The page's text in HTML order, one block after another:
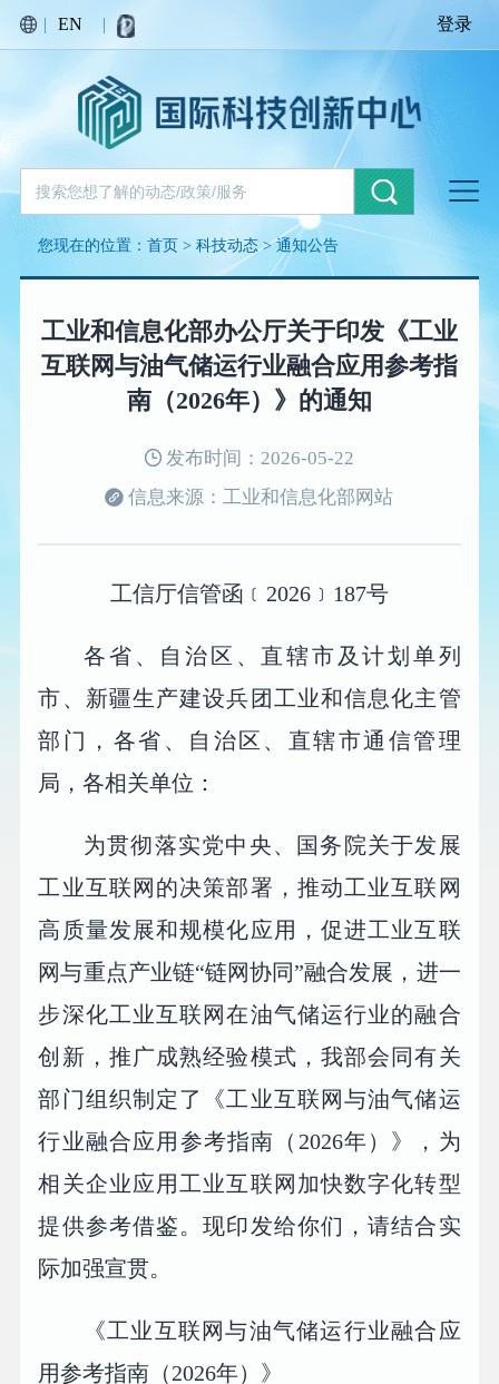
| EN | 登录
您现在的位置：首页 >科技动态>通知公告
工业和信息化部办公厅关于印发《工业
互联网与油气储运行业融合应用参考指
南（2026年）》的通知
发布时间：2026-05-22
信息来源：工业和信息化部网站
工信厅信管函﹝2026﹞187号
各省、自治区、直辖市及计划单列
市、新疆生产建设兵团工业和信息化主管
部门，各省、自治区、直辖市通信管理
局，各相关单位：
为贯彻落实党中央、国务院关于发展
工业互联网的决策部署，推动工业互联网
高质量发展和规模化应用，促进工业互联
网与重点产业链“链网协同”融合发展，进一
步深化工业互联网在油气储运行业的融合
创新，推广成熟经验模式，我部会同有关
部门组织制定了《工业互联网与油气储运
行业融合应用参考指南（2026年）》，为
相关企业应用工业互联网加快数字化转型
提供参考借鉴。现印发给你们，请结合实
际加强宣贯。
《工业互联网与油气储运行业融合应
用参考指南（2026年）》